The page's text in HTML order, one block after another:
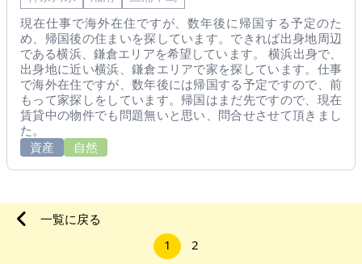
現在仕事で海外在住ですが、数年後に帰国する予定のた
め、帰国後の住まいを探しています。できれば出身地周辺
である横浜、鎌倉エリアを希望しています。 横浜出身で、
出身地に近い横浜、鎌倉エリアで家を探しています。仕事
で海外在住ですが、数年後には帰国する予定ですので、前
もって家探しをしています。帰国はまだ先ですので、現在
賃貸中の物件でも問題無いと思い、問合せさせて頂きまし
た。
資産
自然
一覧に戻る
1
2